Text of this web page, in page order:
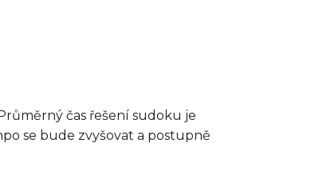
čas řešení sudoku je
se bude zvyšovat a postupně